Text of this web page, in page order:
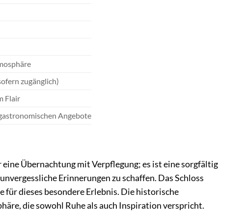
zugänglich)
Flair
Angebote
Übernachtung mit Verpflegung; es ist eine sorgfältig
Erinnerungen zu schaffen. Das Schloss
dieses besondere Erlebnis. Die historische
die sowohl Ruhe als auch Inspiration verspricht.